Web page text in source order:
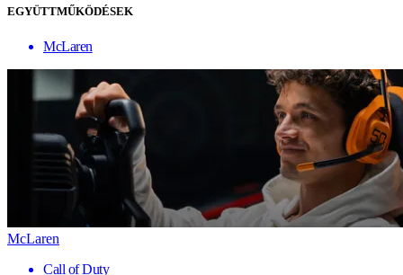
EGYÜTTMŰKÖDÉSEK
McLaren
McLaren
Call of Duty